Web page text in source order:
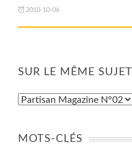
2010-10-06
SUR LE MÊME SUJET
MOTS-CLÉS